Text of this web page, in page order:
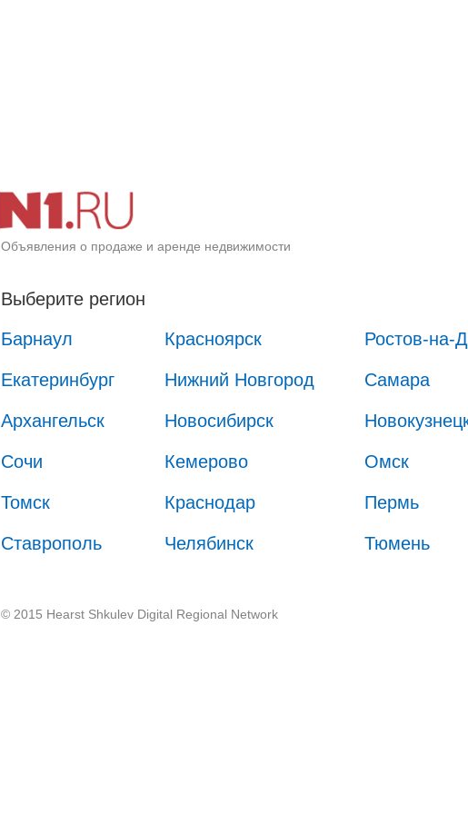
Объявления о продаже и аренде недвижимости
Выберите регион
Барнаул
Красноярск Ростов-на-
Екатеринбург Нижний Новгород Самара
Архангельск Новосибирск
Сочи Кемерово Омск
Томск Краснодар Пермь
Ставрополь Челябинск Тюмень
© 2015 Hearst Shkulev Digital Regional Network